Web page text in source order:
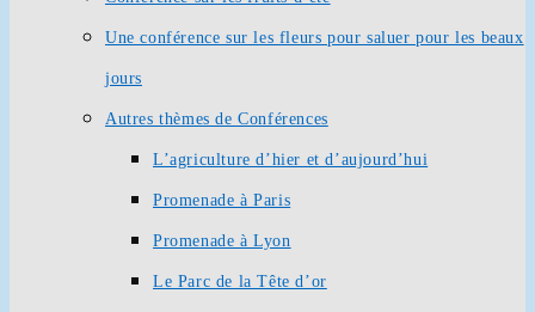
Une conférence sur les fleurs pour saluer pour les beaux
jours
Autres thèmes de Conférences
L’agriculture d’hier et d’aujourd’hui
Promenade à Paris
Promenade à Lyon
Le Parc de la Tête d’or